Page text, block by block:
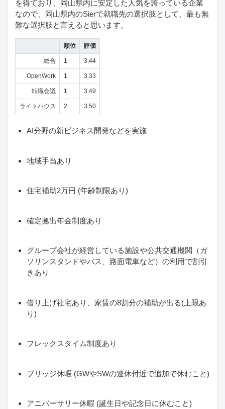
を得ており、岡山県内に安定した人気を誇っている企業
なので、岡山県内のSierで就職先の選択肢として、最も無
難な選択肢と言えると思います。
順位 評価
総合 1 3.44
OpenWork 1 3.33
転職会議 1 3.49
ライトハウス 2 3.50
AI分野の新ビジネス開発などを実施
地域手当あり
住宅補助2万円 (年齢制限あり)
確定拠出年金制度あり
グループ会社が経営している施設や公共交通機関（ガ
ソリンスタンドやバス、路面電車など）の利用で割引
きあり
借り上げ社宅あり、家賃の8割分の補助が出る(上限あ
り)
フレックスタイム制度あり
ブリッジ休暇 (GWやSWの連休付近で追加で休むこと)
アニバーサリー休暇 (誕生日や記念日に休むこと)